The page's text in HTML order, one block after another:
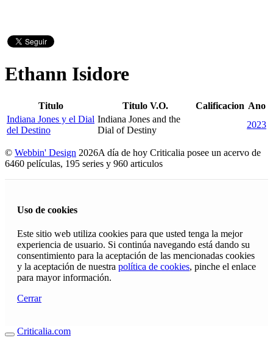
Ethann Isidore
Titulo Titulo V.O. Calificacion Ano
Indiana Jones y el Dial
del Destino
Indiana Jones and the
Dial of Destiny
2023
© Webbin' Design 2026A día de hoy Criticalia posee un acervo de
6460 películas, 195 series y 960 articulos
Uso de cookies
Este sitio web utiliza cookies para que usted tenga la mejor
experiencia de usuario. Si continúa navegando está dando su
consentimiento para la aceptación de las mencionadas cookies
y la aceptación de nuestra política de cookies, pinche el enlace
para mayor información.
Cerrar
Criticalia.com